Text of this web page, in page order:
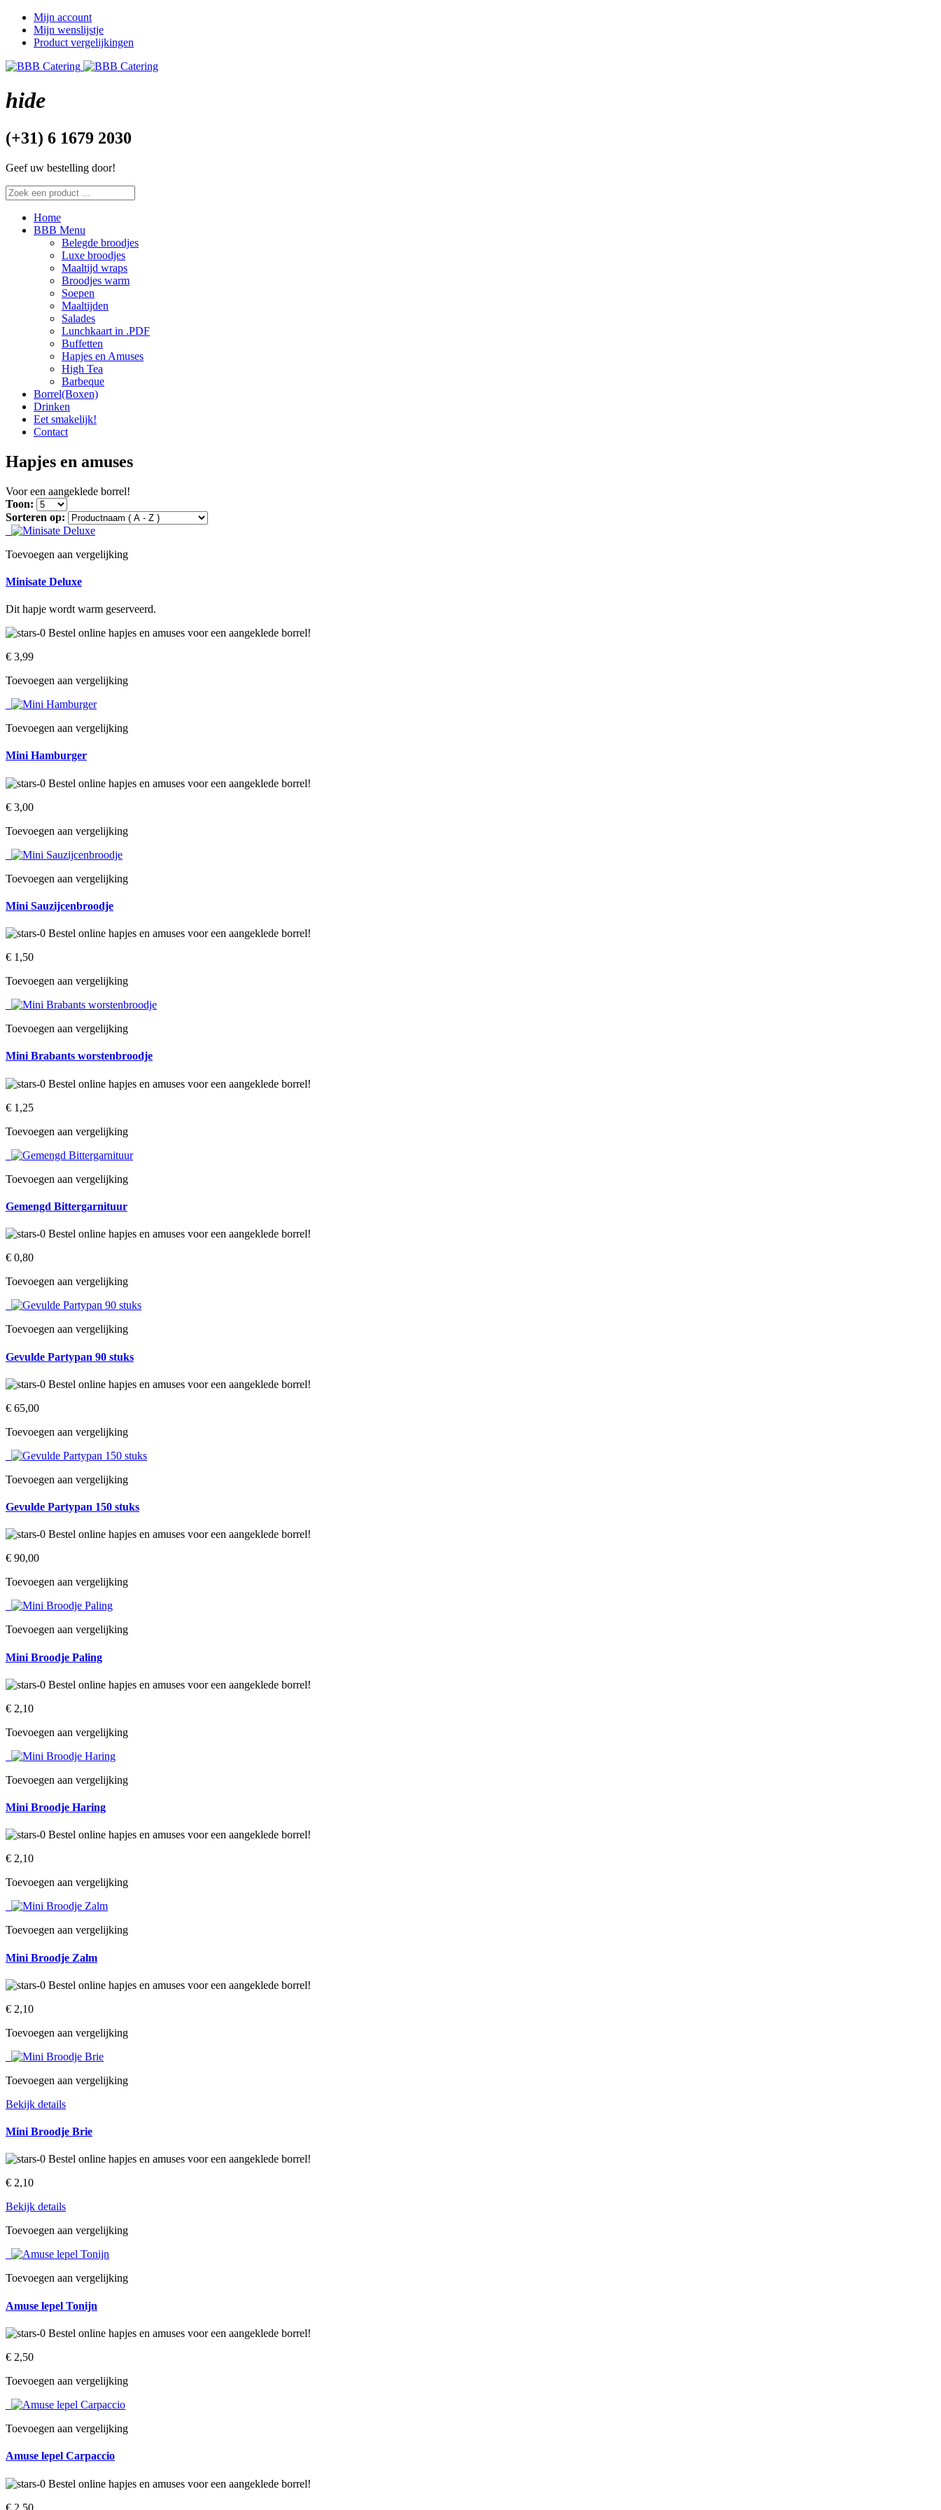
Mijn account
Mijn wenslijstje
Product vergelijkingen
hide
(+31) 6 1679 2030
Geef uw bestelling door!
Home
BBB Menu
Belegde broodjes
Luxe broodjes
Maaltijd wraps
Broodjes warm
Soepen
Maaltijden
Salades
Lunchkaart in .PDF
Buffetten
Hapjes en Amuses
High Tea
Barbeque
Borrel(Boxen)
Drinken
Eet smakelijk!
Contact
Hapjes en amuses
Voor een aangeklede borrel!
Toon:
Sorteren op:
Toevoegen aan vergelijking
Minisate Deluxe
Dit hapje wordt warm geserveerd.
€ 3,99‎
Toevoegen aan vergelijking
Toevoegen aan vergelijking
Mini Hamburger
€ 3,00‎
Toevoegen aan vergelijking
Toevoegen aan vergelijking
Mini Sauzijcenbroodje
€ 1,50‎
Toevoegen aan vergelijking
Toevoegen aan vergelijking
Mini Brabants worstenbroodje
€ 1,25‎
Toevoegen aan vergelijking
Toevoegen aan vergelijking
Gemengd Bittergarnituur
€ 0,80‎
Toevoegen aan vergelijking
Toevoegen aan vergelijking
Gevulde Partypan 90 stuks
€ 65,00‎
Toevoegen aan vergelijking
Toevoegen aan vergelijking
Gevulde Partypan 150 stuks
€ 90,00‎
Toevoegen aan vergelijking
Toevoegen aan vergelijking
Mini Broodje Paling
€ 2,10‎
Toevoegen aan vergelijking
Toevoegen aan vergelijking
Mini Broodje Haring
€ 2,10‎
Toevoegen aan vergelijking
Toevoegen aan vergelijking
Mini Broodje Zalm
€ 2,10‎
Toevoegen aan vergelijking
Toevoegen aan vergelijking
Bekijk details
Mini Broodje Brie
€ 2,10‎
Bekijk details
Toevoegen aan vergelijking
Toevoegen aan vergelijking
Amuse lepel Tonijn
€ 2,50‎
Toevoegen aan vergelijking
Toevoegen aan vergelijking
Amuse lepel Carpaccio
€ 2,50‎